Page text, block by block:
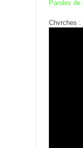
Paroles de
Chvrches :